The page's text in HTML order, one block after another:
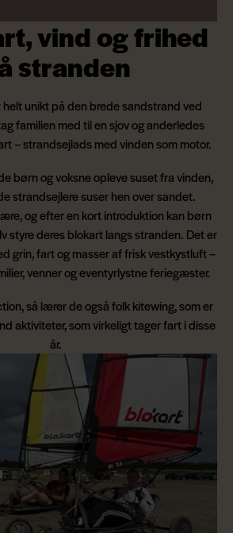
vind og frihed
stranden
unikt på den brede sandstrand ved
familien med til en sjov og anderledes
– strandsejlads med vinden som motor.
børn og voksne opleve suset fra vinden,
strandsejlere suser hen over sandet.
og efter en kort introduktion kan børn
styre deres blokart langs stranden. Det er
grin, fart og masser af frisk vestkystluft –
venner og eventyrlystne feriegæster.
så lærer de også folk kitewing, som er
aktiviteter, som virkeligt tager fart i disse
år.